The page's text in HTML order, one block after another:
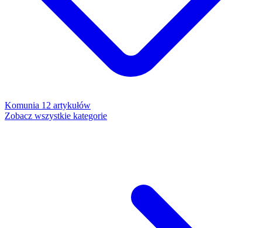
Komunia 12 artykułów
Zobacz wszystkie kategorie